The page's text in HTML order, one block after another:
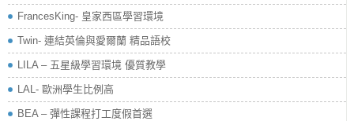
FrancesKing- 皇家西區學習環境
Twin- 連結英倫與愛爾蘭 精品語校
LILA – 五星級學習環境 優質教學
LAL- 歐洲學生比例高
BEA – 彈性課程打工度假首選